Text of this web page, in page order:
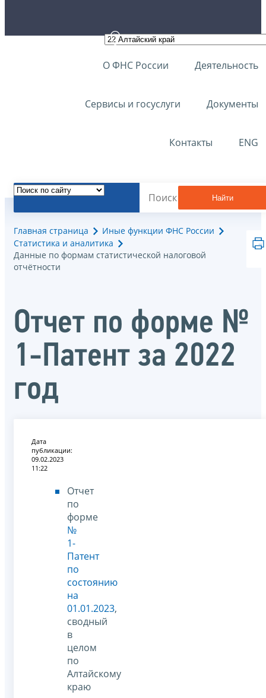
О ФНС России Деятельность
Сервисы и госуслуги Документы
Контакты ENG
Найти
Главная страница
Иные функции ФНС России
Статистика и аналитика
Данные по формам статистической налоговой
отчётности
Отчет по форме №
1-Патент за 2022
год
Дата
публикации:
09.02.2023
11:22
Отчет
по
форме
№
1-
Патент
по
состоянию
на
01.01.2023,
сводный
в
целом
по
Алтайскому
краю